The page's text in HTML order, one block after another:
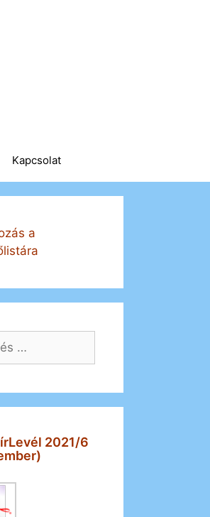
Kapcsolat
a
2021/6